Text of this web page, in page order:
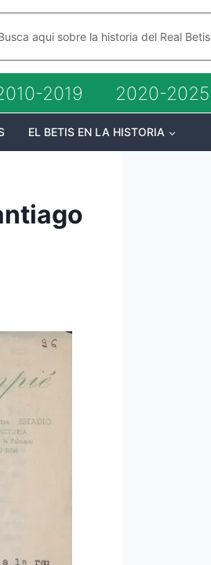
aqui sobre la historia del Real Betis
2019 2020-2025
EL BETIS EN LA HISTORIA